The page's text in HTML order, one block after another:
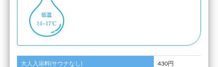
大人入浴料(サウナなし) 430円